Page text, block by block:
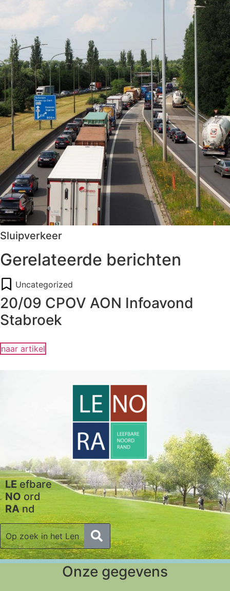
Sluipverkeer
Gerelateerde berichten
Uncategorized
20/09 CPOV AON Infoavond
Stabroek
naar artikel
LEefbare
NOord
RAnd
Onze gegevens